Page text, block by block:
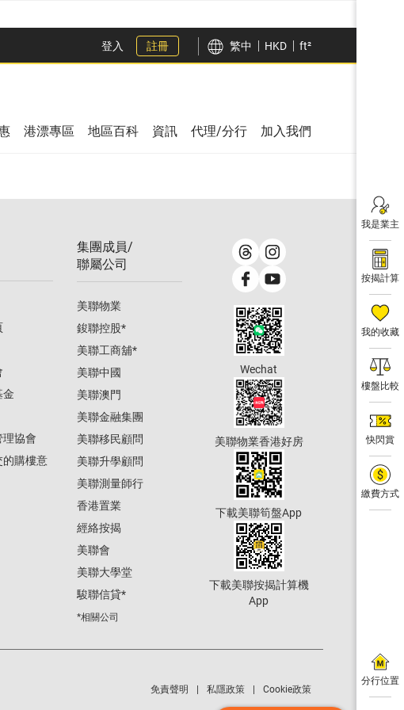
登入 註冊 繁中 HKD ft²
我是業主
按揭計算
我的收藏
樓盤比較
快閃賞
繳費方式
分行位置
港漂專區 地區百科 資訊 代理/分行 加入我們
金
理協會
的購樓意
集團成員/
聯屬公司
美聯物業
鋑聯控股*
美聯工商舖*
美聯中國
美聯澳門
美聯金融集團
美聯移民顧問
美聯升學顧問
美聯測量師行
香港置業
經絡按揭
美聯會
美聯大學堂
駿聯信貸*
*相關公司
Wechat
美聯物業香港好房
下載美聯筍盤App
下載美聯按揭計算機
App
免責聲明 私隱政策 Cookie政策